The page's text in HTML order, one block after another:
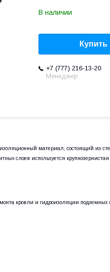
В наличии
Купить
+7 (777) 216-13-20
Менеджер
материал, состоящий из
слоев используется
кровли и гидроизоляции подземных